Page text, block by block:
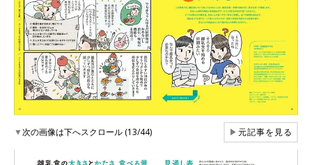
▼次の画像は下へスクロール (13/44) ▶元記事を見る